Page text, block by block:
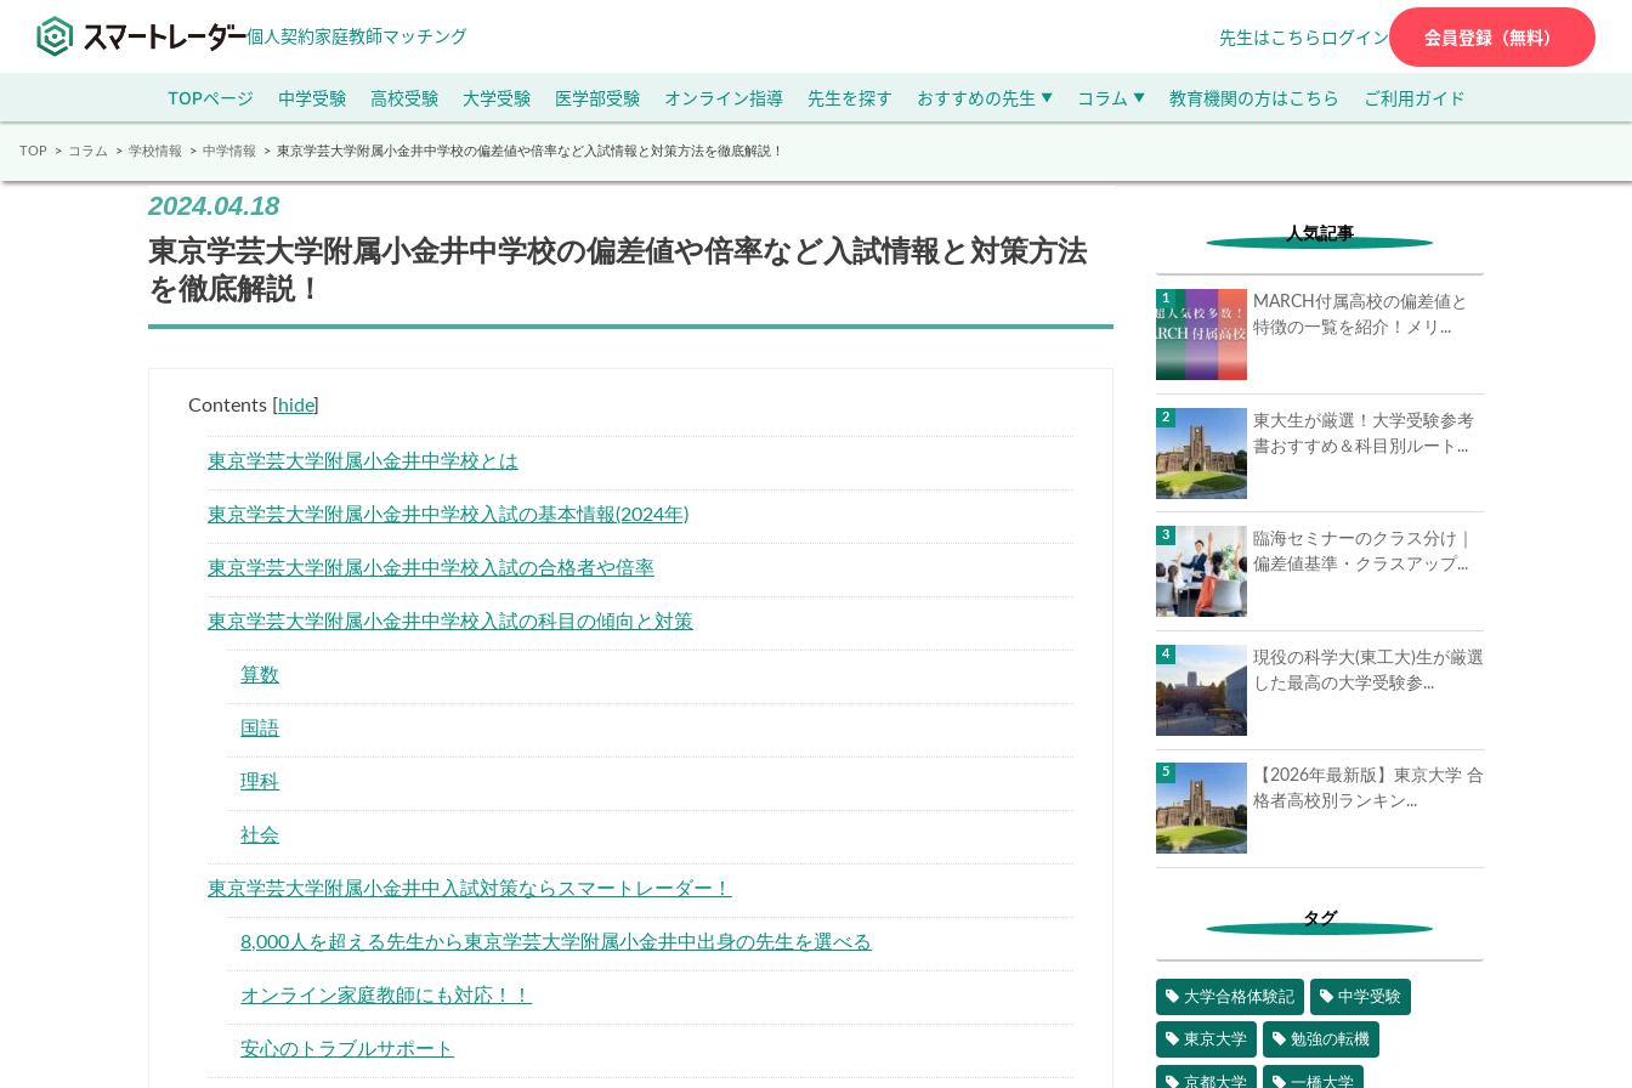
個人契約家庭教師マッチング 先生はこちら ログイン 会員登録（無料）
TOPページ 中学受験 高校受験 大学受験 医学部受験 オンライン指導 先生を探す おすすめの先生 ▼ コラム ▼ 教育機関の方はこちら ご利用ガイド
TOP コラム 学校情報 中学情報 東京学芸大学附属小金井中学校の偏差値や倍率など入試情報と対策方法を徹底解説！
2024.04.18
東京学芸大学附属小金井中学校の偏差値や倍率など入試情報と対策方法
を徹底解説！
Contents [hide]
東京学芸大学附属小金井中学校とは
東京学芸大学附属小金井中学校入試の基本情報(2024年)
東京学芸大学附属小金井中学校入試の合格者や倍率
東京学芸大学附属小金井中学校入試の科目の傾向と対策
算数
国語
理科
社会
東京学芸大学附属小金井中入試対策ならスマートレーダー！
8,000人を超える先生から東京学芸大学附属小金井中出身の先生を選べる
オンライン家庭教師にも対応！！
安心のトラブルサポート
人気記事
MARCH付属高校の偏差値と
特徴の一覧を紹介！メリ...
東大生が厳選！大学受験参考
書おすすめ＆科目別ルート...
臨海セミナーのクラス分け｜
偏差値基準・クラスアップ...
現役の科学大(東工大)生が厳選
した最高の大学受験参...
【2026年最新版】東京大学 合
格者高校別ランキン...
タグ
大学合格体験記 中学受験
東京大学 勉強の転機
京都大学 一橋大学